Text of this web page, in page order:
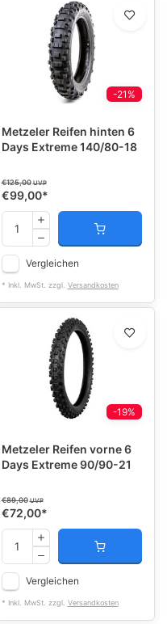
-21%
Metzeler Reifen hinten 6
Days Extreme 140/80-18
€125,00 UVP
€99,00*
Vergleichen
* Inkl. MwSt. zzgl. Versandkosten
-19%
Metzeler Reifen vorne 6
Days Extreme 90/90-21
€89,00 UVP
€72,00*
Vergleichen
* Inkl. MwSt. zzgl. Versandkosten